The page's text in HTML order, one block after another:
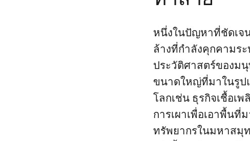
หนึ่งในปัญหาที่ชัดเจ
ล้างที่กำลังคุกคามร
ประวัติศาสตร์ของม
ขนาดใหญ่ที่มาในรูป
โลกเช่น ธุรกิจเชื้อเ
การเผาเพื่อเอาพื้นที่
ทรัพยากรในมหาสมุ